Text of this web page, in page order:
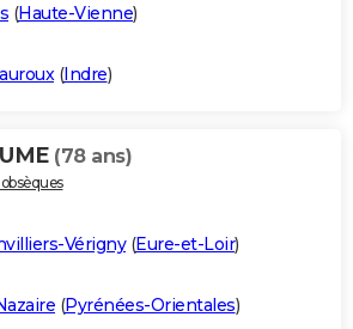
(Haute-Vienne)
(Indre)
(78 ans)
Vérigny(Eure-et-Loir)
(Pyrénées-Orientales)